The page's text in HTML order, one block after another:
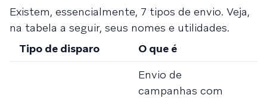
Existem, essencialmente, 7 tipos de envio. Veja,
na tabela a seguir, seus nomes e utilidades.
Tipo de disparo
O que é
Envio de
campanhas com